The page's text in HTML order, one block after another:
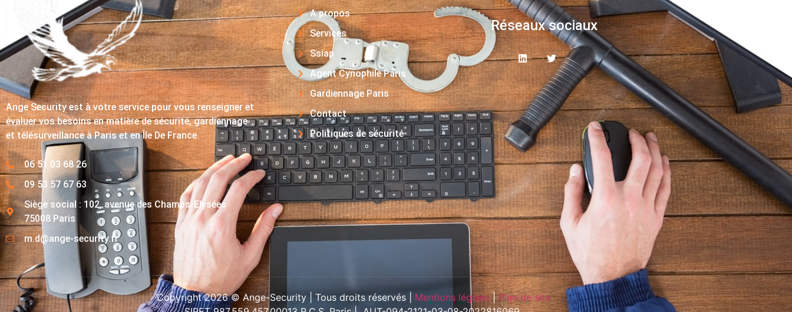
Ange Security est à votre service pour vous renseigner et
évaluer vos besoins en matière de sécurité, gardiennage
et télésurveillance à Paris et en Île De France.
06 51 03 68 26
09 53 57 67 63
Siège social : 102, avenue des Champs-Elysées
75008 Paris
m.d@ange-security.fr
A propos
Services
Ssiap
Agent Cynophile Paris
Gardiennage Paris
Contact
Politiques de sécurité
Réseaux sociaux
Copyright 2026 © Ange-Security | Tous droits réservés | Mentions légales|Plan de site